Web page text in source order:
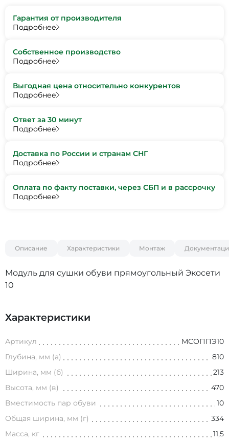
Гарантия от производителя
Подробнее
Собственное производство
Подробнее
Выгодная цена относительно конкурентов
Подробнее
Ответ за 30 минут
Подробнее
Доставка по России и странам СНГ
Подробнее
Оплата по факту поставки, через СБП и в рассрочку
Подробнее
Описание Характеристики Монтаж
Модуль для сушки обуви прямоугольный Экосети
10
Характеристики
Артикул
МСОППЭ10
Глубина, мм (а)
810
Ширина, мм (б)
213
Высота, мм (в)
470
Вместимость пар обуви
10
Общая ширина, мм (г)
334
Масса, кг
11,5